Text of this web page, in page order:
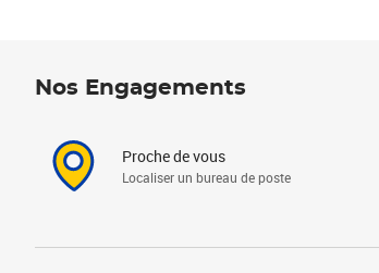
Nos Engagements
Proche de vous
Localiser un bureau de poste